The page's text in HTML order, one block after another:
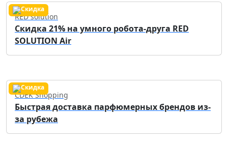
RED solution
Скидка 21% на умного робота-друга RED
SOLUTION Air
CDEK Shopping
Быстрая доставка парфюмерных брендов из-
за рубежа